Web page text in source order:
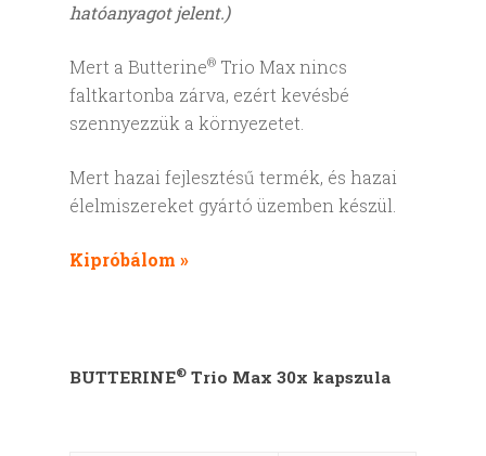
hatóanyagot jelent.)
Mert a Butterine® Trio Max nincs
faltkartonba zárva, ezért kevésbé
szennyezzük a környezetet.
Mert hazai fejlesztésű termék, és hazai
élelmiszereket gyártó üzemben készül.
Kipróbálom »
BUTTERINE® Trio Max 30x kapszula